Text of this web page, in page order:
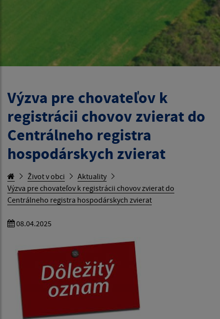
Výzva pre chovateľov k
registrácii chovov zvierat do
Centrálneho registra
hospodárskych zvierat
Život v obci
Aktuality
Výzva pre chovateľov k registrácii chovov zvierat do
Centrálneho registra hospodárskych zvierat
08.04.2025